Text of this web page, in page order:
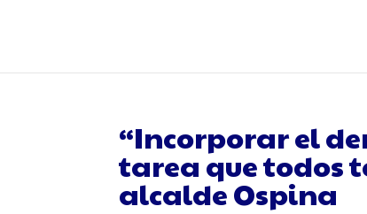
“Incorporar el
tarea que todos
alcalde Ospina